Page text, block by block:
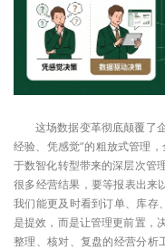
这场数据变革彻底颠覆了
经验、凭感觉”的粗放式管理
于数智化转型带来的深层次管
很多经营结果，要等报表出来
我们能更及时看到订单、库存
是提效，而是让管理更前置，
整理、核对、复盘的经营分析